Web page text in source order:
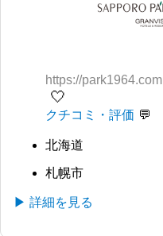
https://park1964.com
🤍
クチコミ・評価
北海道
札幌市
▶ 詳細を見る